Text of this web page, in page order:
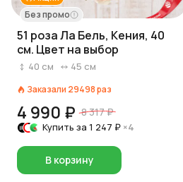
Без промо
51 роза Ла Бель, Кения, 40
см. Цвет на выбор
40 см 45 см
Заказали 29498раз
4 990 ₽ 8 317 ₽
Купить за 1 247 ₽ ×4
В корзину